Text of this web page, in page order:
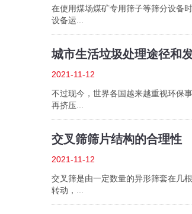
在使用煤场煤矿专用筛子等筛分设备
设备运...
城市生活垃圾处理途径和
2021-11-12
不过现今，世界各国越来越重视环保
再挤压...
交叉筛筛片结构的合理性
2021-11-12
交叉筛是由一定数量的异形筛套在几
转动，...